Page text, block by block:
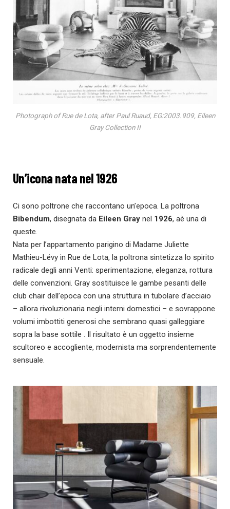
Photograph of Rue de Lota, after Paul Ruaud, EG:2003.909, Eileen
Gray Collection II
Un’icona nata nel 1926
Ci sono poltrone che raccontano un’epoca. La poltrona
Bibendum, disegnata da Eileen Gray nel 1926, aè una di
queste.
Nata per l’appartamento parigino di Madame Juliette
Mathieu-Lévy in Rue de Lota, la poltrona sintetizza lo spirito
radicale degli anni Venti: sperimentazione, eleganza, rottura
delle convenzioni. Gray sostituisce le gambe pesanti delle
club chair dell’epoca con una struttura in tubolare d’acciaio
– allora rivoluzionaria negli interni domestici – e sovrappone
volumi imbottiti generosi che sembrano quasi galleggiare
sopra la base sottile . Il risultato è un oggetto insieme
scultoreo e accogliente, modernista ma sorprendentemente
sensuale.